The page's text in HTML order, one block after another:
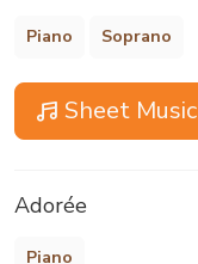
Piano Soprano
Sheet Music
Adorée
Piano